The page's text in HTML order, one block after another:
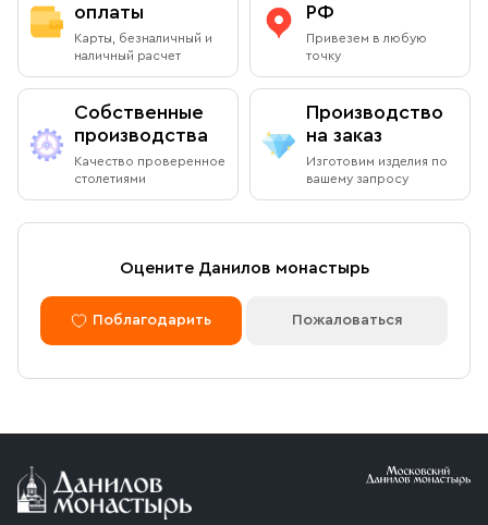
оплаты
Карты, безналичный и
наличный расчет
РФ
Привезем в любую
точку
Собственные
производства
Качество проверенное
столетиями
Производство
на заказ
Изготовим изделия по
вашему запросу
Оцените Данилов монастырь
Поблагодарить Пожаловаться